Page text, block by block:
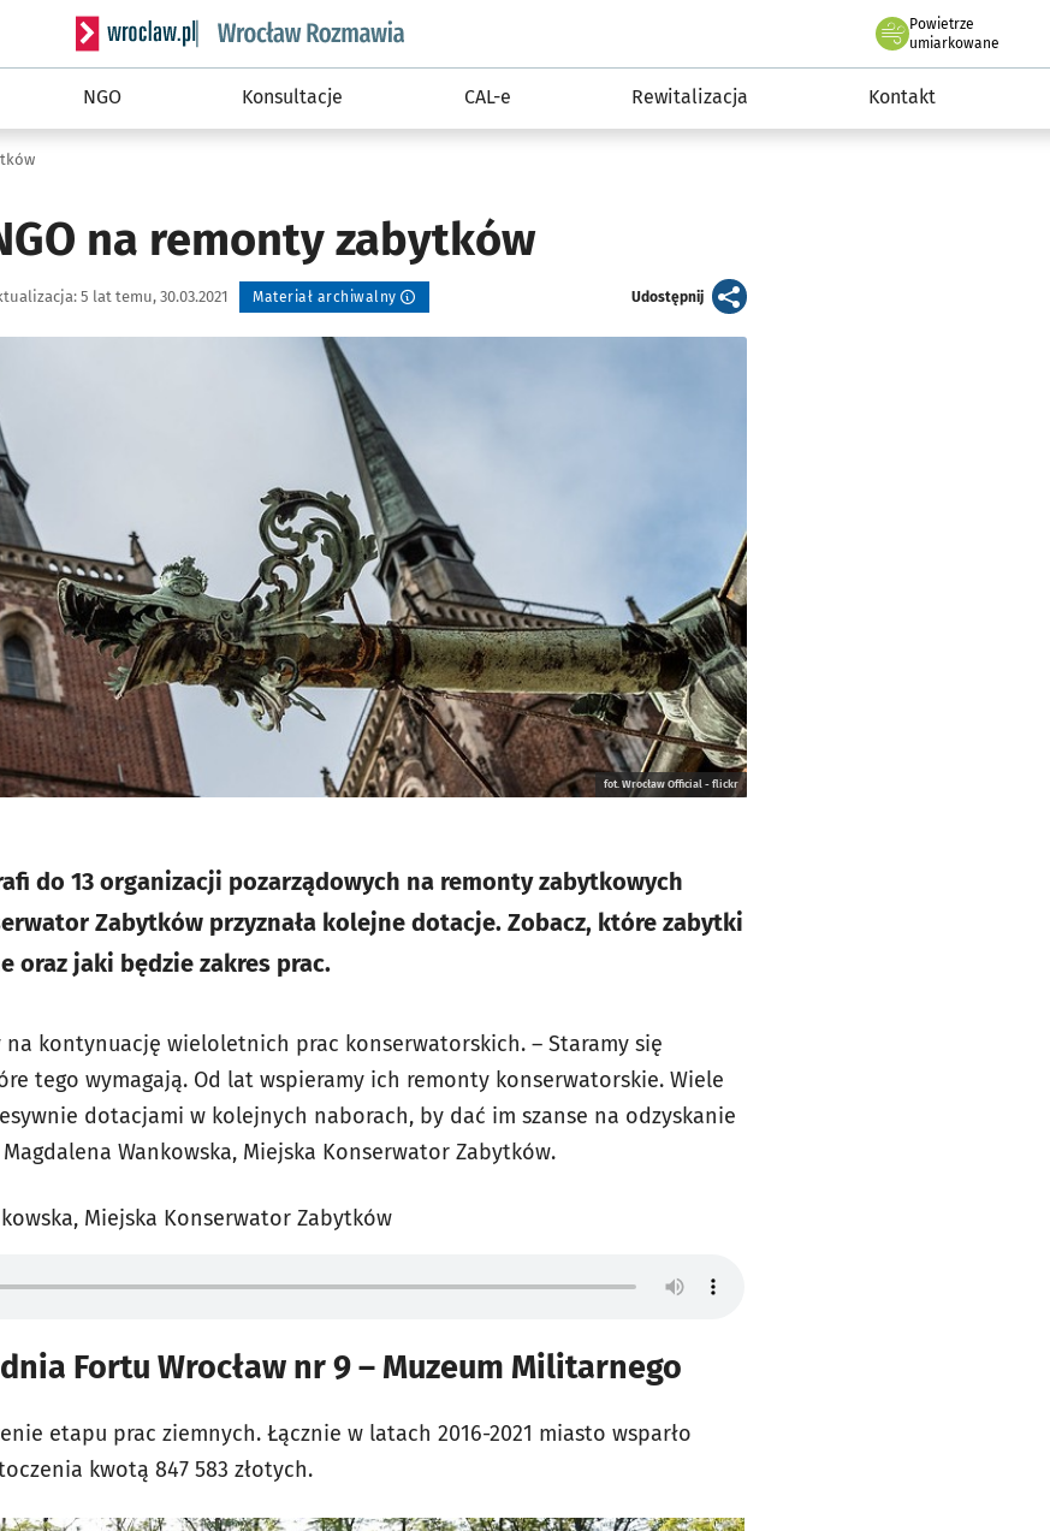
Serwis informacyjny wroclaw.pl podserwis: Rozmawia
Powietrze
we Wrocławiu
umiarkowane
NGO Konsultacje CAL-e Rewitalizacja Kontakt
na remonty zabytków
5 lat temu, 30.03.2021 Materiał archiwalny Udostępnijartykuł
fot. Wrocław Official - flickr
do 13 organizacji pozarządowych na remonty zabytkowych
Zabytków przyznała kolejne dotacje. Zobacz, które zabytki
oraz jaki będzie zakres prac.
na kontynuację wieloletnich prac konserwatorskich. – Staramy się
tego wymagają. Od lat wspieramy ich remonty konserwatorskie. Wiele
dotacjami w kolejnych naborach, by dać im szanse na odzyskanie
Wankowska, Miejska Konserwator Zabytków.
Miejska Konserwator Zabytków
Fortu Wrocław nr 9 – Muzeum Militarnego
etapu prac ziemnych. Łącznie w latach 2016-2021 miasto wsparło
kwotą 847 583 złotych.